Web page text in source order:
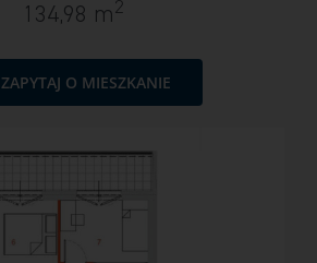
134,98 m2
ZAPYTAJ O MIESZKANIE